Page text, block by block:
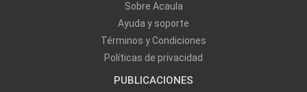
Sobre Acaula
Ayuda y soporte
Términos y Condiciones
Políticas de privacidad
PUBLICACIONES